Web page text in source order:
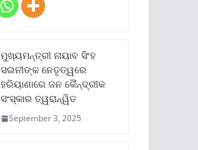
ମୁଖ୍ୟମନ୍ତ୍ରୀ ନାୟାବ ସିଂହ
ସଇନୀଙ୍କ ନେତୃତ୍ୱରେ
ହରିୟାଣାରେ ଜନ କୈନ୍ଦ୍ରୀକ
ସଂସ୍କାର ତ୍ୱରାନ୍ୱିତ
September 3, 2025